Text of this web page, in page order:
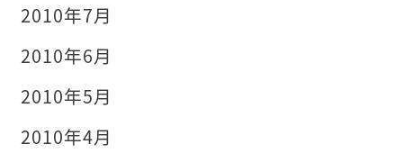
2010年7月
2010年6月
2010年5月
2010年4月